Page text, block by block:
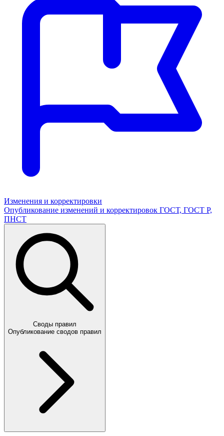
Изменения и корректировки
Опубликование изменений и корректировок ГОСТ, ГОСТ Р,
ПНСТ
Своды правил
Опубликование сводов правил